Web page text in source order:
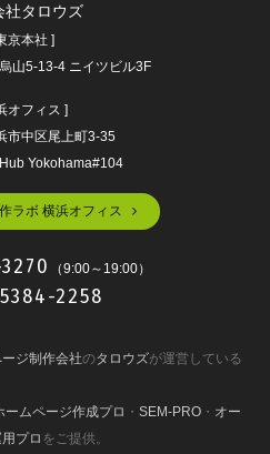
社タロウズ
京本社 ]
山5-13-4 ニイツビル3F
オフィス ]
市中区尾上町3-35
Yokohama#104
ラボ 横浜オフィス
（9:00～19:00）
2258
ジ制作会社のタロウズが運営している
ームページ作成プロ ・ SEM-PRO ・ オー
プロ をご提供。